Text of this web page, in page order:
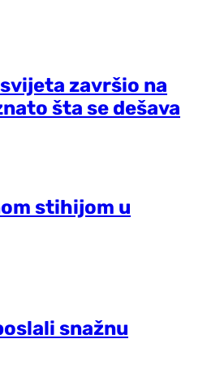
završio na
šta se dešava
stihijom u
snažnu